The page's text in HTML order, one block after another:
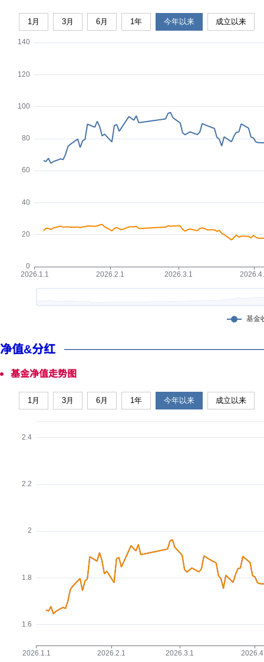
1月 3月 6月 1年 今年以来 成立以来
净值&分红
基金净值走势图
1月 3月 6月 1年 今年以来 成立以来